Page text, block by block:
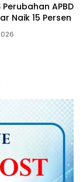
Perubahan APBD
Naik 15 Persen